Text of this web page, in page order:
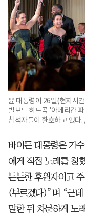
윤 대통령이 26일(현지시
빌보드 히트곡 '아메리칸
참석자들이 환호하고 있다
바이든 대통령은 가
에게 직접 노래를 청
든든한 후원자이고
(부르겠다)”며 “근
말한 뒤 차분하게 노